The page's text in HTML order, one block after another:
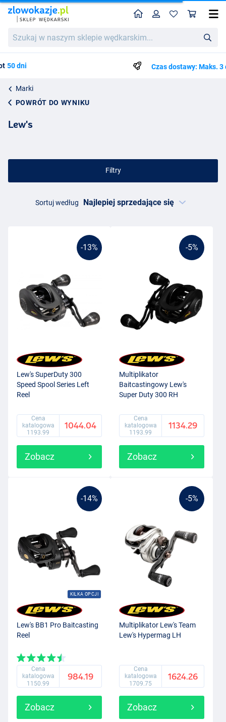
w
wędkarskim...
HomeProfil
Czas dostawy: Maks. 3 do 4 dni roboczych
Marki
POWRÓT DO WYNIKU
Lew's
Filtry
Sortuj według
-13%
Lew's SuperDuty 300
Speed Spool Series Left
Reel
Cena
katalogowa
1193.99
1044.04
Zobacz
-5%
Multiplikator
Baitcastingowy Lew's
Super Duty 300 RH
Cena
katalogowa
1193.99
1134.29
Zobacz
-14%
KILKA OPCJI
Lew's BB1 Pro Baitcasting
Reel
Cena
katalogowa
1150.99
984.19
Zobacz
-5%
Multiplikator Lew's Team
Lew's Hypermag LH
Cena
katalogowa
1709.75
1624.26
Zobacz